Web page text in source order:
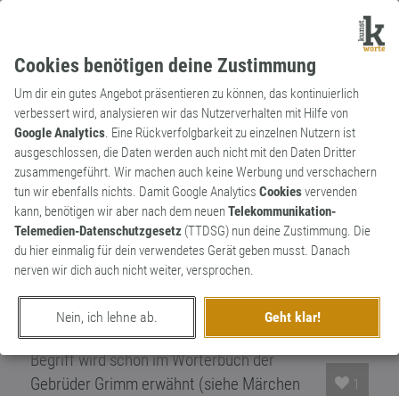
Cookies benötigen deine Zustimmung
Um dir ein gutes Angebot präsentieren zu können, das kontinuierlich
verbessert wird, analysieren wir das Nutzerverhalten mit Hilfe von
Google Analytics. Eine Rückverfolgbarkeit zu einzelnen Nutzern ist
ausgeschlossen, die Daten werden auch nicht mit den Daten Dritter
zusammengeführt. Wir machen auch keine Werbung und verschachern
tun wir ebenfalls nichts. Damit Google Analytics Cookiesvervenden
kann, benötigen wir aber nach dem neuenTelekommunikation-
Telemedien-Datenschutzgesetz (TTDSG) nun deine Zustimmung. Die
du hier einmalig für dein verwendetes Gerät geben musst. Danach
nerven wir dich auch nicht weiter, versprochen.
Nein, ich lehne ab. Geht klar!
Archaismus
Verb
strullen
Ursprüngliche Bedeutung war: Eine
Flüssigkeit geräuschvoll in ein Gefäß
bringen,z.B.Milch in den Melkeimer aber
ausschließlich in der Bedeutung von
urinieren,Wasser lassen verwendet. Der
Begriff wird schon im Wörterbuch der
Gebrüder Grimm erwähnt (siehe Märchen
1